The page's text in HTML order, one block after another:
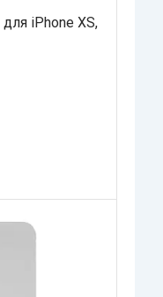
iPhone XS,